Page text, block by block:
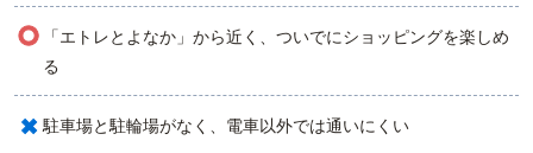
○
「エトレとよなか」から近く、ついでにショッピングを楽しめ
る
× 駐車場と駐輪場がなく、電車以外では通いにくい